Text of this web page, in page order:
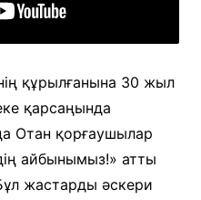
құрылғанына 30 жыл
қарсаңында
Отан қорғаушылар
айбынымыз!» атты
жастарды әскери